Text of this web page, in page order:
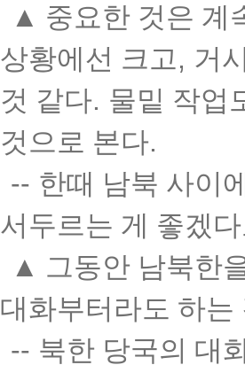
▲ 중요한 것은 계
상황에선 크고 , 거
것 같다. 물밑 작업
것으로 본다.
-- 한때 남북 사이
서두르는 게 좋겠다
▲ 그동안 남북한
대화부터라도 하
-- 북한 당국의 대